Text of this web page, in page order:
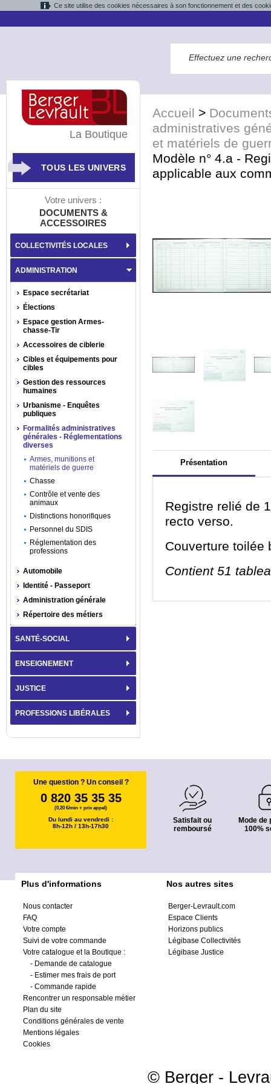
Ce site utilise des cookies nécessaires à son fonctionnement et des
Accueil >
administratives
et matériels de
Modèle n° 4.a -
applicable aux
Présentation
Registre relié de
recto verso.
Couverture toilée
Contient 51
La Boutique
TOUS LES UNIVERS
Votre univers :
DOCUMENTS &
ACCESSOIRES
COLLECTIVITÉS LOCALES
ADMINISTRATION
Espace secrétariat
Élections
Espace gestion Armes-
chasse-Tir
Accessoires de ciblerie
Cibles et équipements pour
cibles
Gestion des ressources
humaines
Urbanisme - Enquêtes
publiques
Formalités administratives
générales - Réglementations
diverses
Armes, munitions et
matériels de guerre
Chasse
Contrôle et vente des
animaux
Distinctions honorifiques
Personnel du SDIS
Réglementation des
professions
Automobile
Identité - Passeport
Administration générale
Répertoire des métiers
SANTÉ-SOCIAL
ENSEIGNEMENT
JUSTICE
PROFESSIONS LIBÉRALES
Une question ? Un conseil ?
0 820 35 35 35
(0,20 €/min + prix appel)
Du lundi au vendredi :
8h-12h / 13h-17h30
Satisfait ou
remboursé
Mode de
100%
Plus d'informations
Nous contacter
FAQ
Votre compte
Suivi de votre commande
Votre catalogue et la Boutique :
- Demande de catalogue
- Estimer mes frais de port
- Commande rapide
Rencontrer un responsable métier
Plan du site
Conditions générales de vente
Mentions légales
Cookies
Nos autres sites
Berger-Levrault.com
Espace Clients
Horizons publics
Légibase Collectivités
Légibase Justice
© Berger -